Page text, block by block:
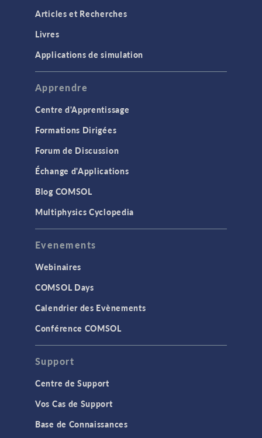
Articles et Recherches
Livres
Applications de simulation
Apprendre
Centre d'Apprentissage
Formations Dirigées
Forum de Discussion
Échange d'Applications
Blog COMSOL
Multiphysics Cyclopedia
Evenements
Webinaires
COMSOL Days
Calendrier des Evènements
Conférence COMSOL
Support
Centre de Support
Vos Cas de Support
Base de Connaissances